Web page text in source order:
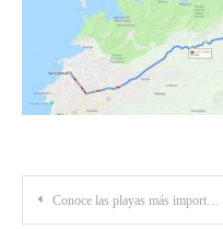
Post
Conoce las playas más importantes del Parque Tayrona